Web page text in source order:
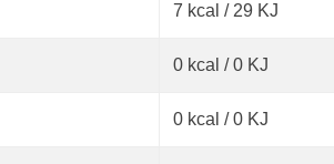
7 kcal / 29 KJ
0 kcal / 0 KJ
0 kcal / 0 KJ